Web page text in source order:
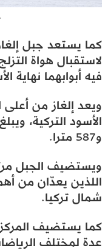
كما يستعد جبل
لاستقبال هواة
فيه أبوابهما نهاية
ويعد إلغاز من
الأسود التركية،
و587 مترا.
ويستضيف الجبل
اللذين يعدّان من
شمال تركيا.
كما يستضيف
عدة لمختلف